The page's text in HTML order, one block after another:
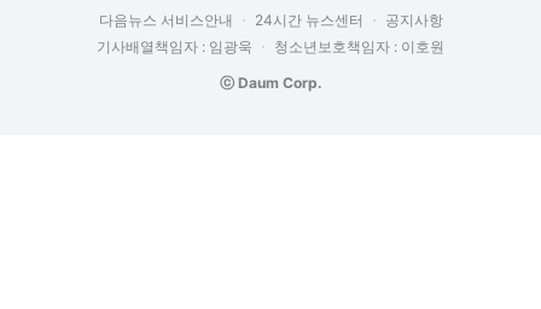
다음뉴스 서비스안내 24시간 뉴스센터
공지사항
기사배열책임자 : 임광욱
청소년보호책임자 : 이호원
ⓒ Daum Corp.